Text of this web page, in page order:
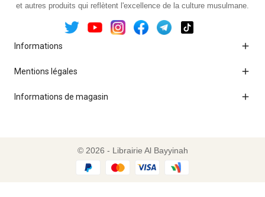
et autres produits qui reflètent l'excellence de la culture musulmane.
Informations 
Mentions légales 
Informations de magasin 
© 2026 - Librairie Al Bayyinah